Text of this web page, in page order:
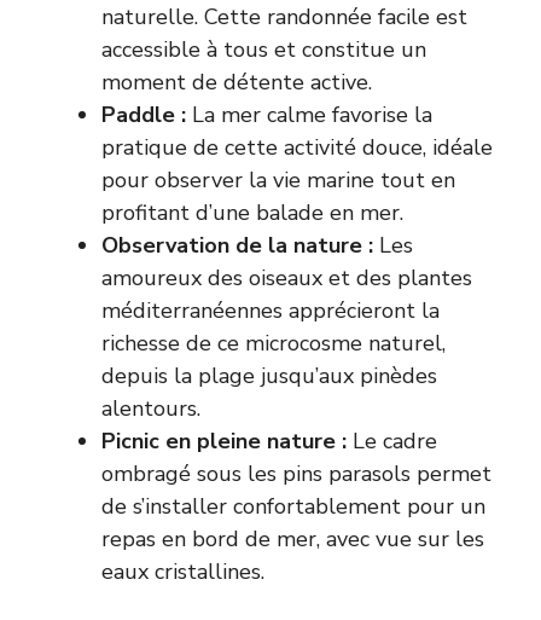
naturelle. Cette randonnée facile est
accessible à tous et constitue un
moment de détente active.
Paddle : La mer calme favorise la
pratique de cette activité douce, idéale
pour observer la vie marine tout en
profitant d’une balade en mer.
Observation de la nature : Les
amoureux des oiseaux et des plantes
méditerranéennes apprécieront la
richesse de ce microcosme naturel,
depuis la plage jusqu’aux pinèdes
alentours.
Picnic en pleine nature : Le cadre
ombragé sous les pins parasols permet
de s’installer confortablement pour un
repas en bord de mer, avec vue sur les
eaux cristallines.